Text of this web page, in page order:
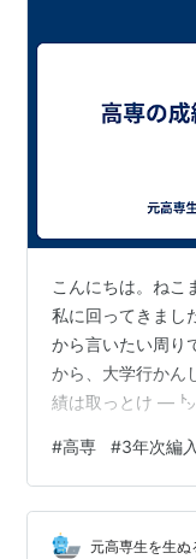
こんにちは。ねこ
私に回ってきまし
から言いたい周り
から、大学行かん
績は取っとけ —
592 成績取るに
にしても関わって
5年の成績って編
（これはどうなっ
#高専 #3年次編入
元高専生を生